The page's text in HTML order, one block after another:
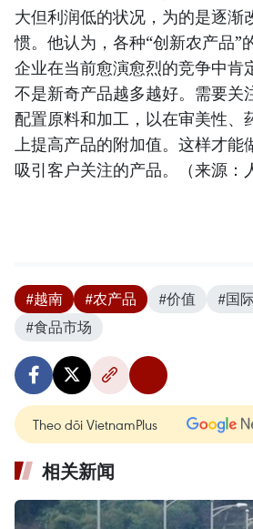
大但利润低的状况，为的是逐渐
惯。他认为，各种“创新农产品”
企业在当前愈演愈烈的竞争中肯
不是新奇产品越多越好。需要关
配置原料和加工，以在审美性、
上提高产品的附加值。这样才能
吸引客户关注的产品。（来源：
#越南 #农产品 #价值 #国
#食品市场
Theo dõi VietnamPlus
相关新闻